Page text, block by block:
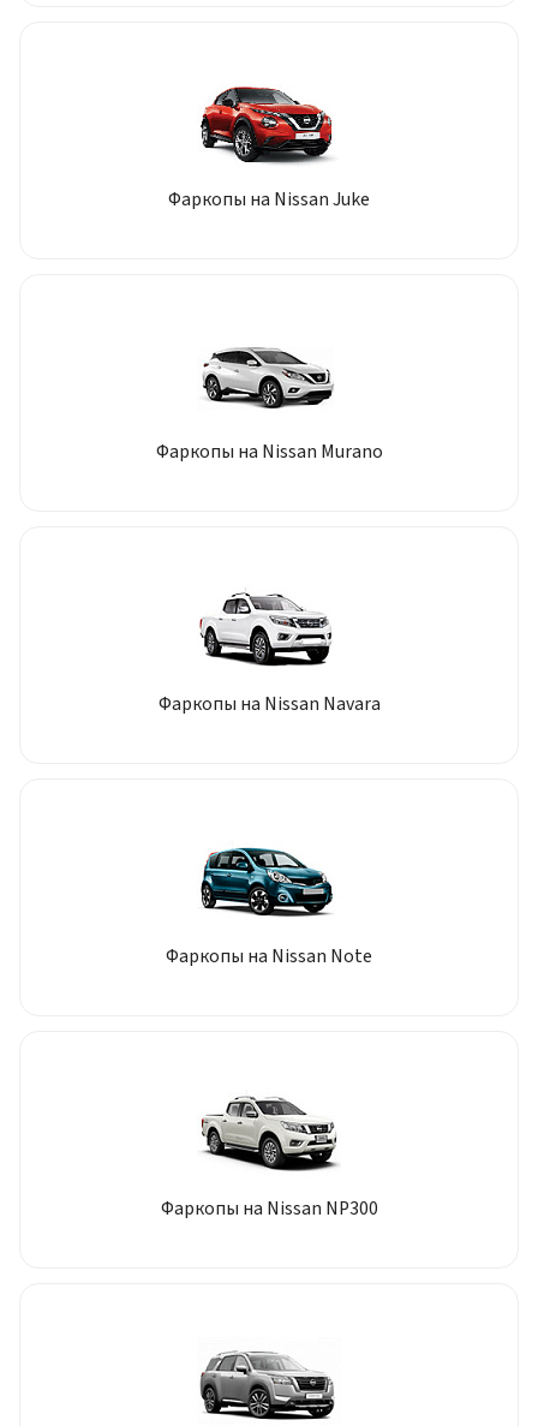
Фаркопы на Nissan Juke
Фаркопы на Nissan Murano
Фаркопы на Nissan Navara
Фаркопы на Nissan Note
Фаркопы на Nissan NP300